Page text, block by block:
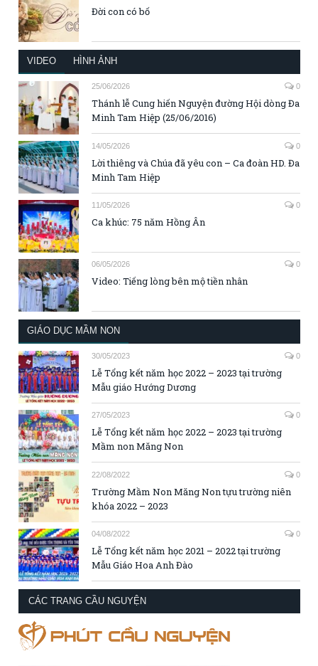
Đời con có bố
VIDEO HÌNH ẢNH
25/06/2026 0
Thánh lễ Cung hiến Nguyện đường Hội dòng Đa
Minh Tam Hiệp (25/06/2016)
14/05/2026 0
Lời thiêng và Chúa đã yêu con – Ca đoàn HD. Đa
Minh Tam Hiệp
11/05/2026 0
Ca khúc: 75 năm Hồng Ân
06/05/2026 0
Video: Tiếng lòng bên mộ tiền nhân
GIÁO DỤC MẦM NON
30/05/2023 0
Lễ Tổng kết năm học 2022 – 2023 tại trường
Mẫu giáo Hướng Dương
27/05/2023 0
Lễ Tổng kết năm học 2022 – 2023 tại trường
Mầm non Măng Non
22/08/2022 0
Trường Mầm Non Măng Non tựu trường niên
khóa 2022 – 2023
04/08/2022 0
Lễ Tổng kết năm học 2021 – 2022 tại trường
Mẫu Giáo Hoa Anh Đào
CÁC TRANG CẦU NGUYỆN